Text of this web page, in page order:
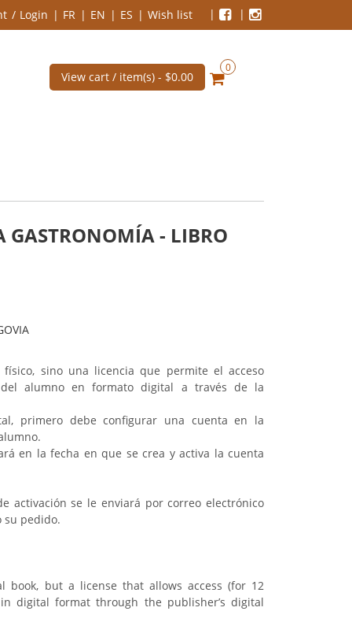
Login FR EN ES Wish list
View cart / item(s) - $0.00
0
GASTRONOMÍA - LIBRO
sino una licencia que permite el acceso
alumno en formato digital a través de la
primero debe configurar una cuenta en la
en la fecha en que se crea y activa la cuenta
activación se le enviará por correo electrónico
su pedido.
book, but a license that allows access (for 12
digital format through the publisher’s digital